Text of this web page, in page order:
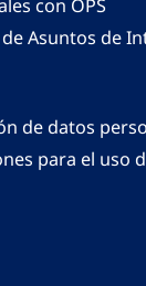
con OPS
Asuntos de
de datos
para el uso